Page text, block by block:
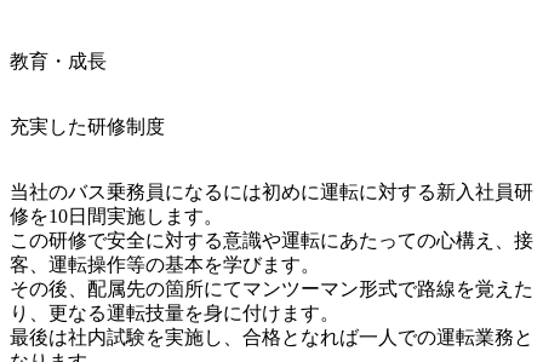
教育・成長
充実した研修制度
当社のバス乗務員になるには初めに運転に対する新入社員研
修を10日間実施します。
この研修で安全に対する意識や運転にあたっての心構え、接
客、運転操作等の基本を学びます。
その後、配属先の箇所にてマンツーマン形式で路線を覚えた
り、更なる運転技量を身に付けます。
最後は社内試験を実施し、合格となれば一人での運転業務と